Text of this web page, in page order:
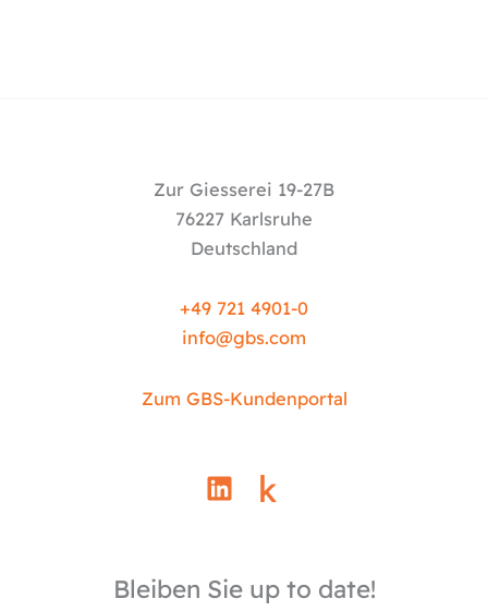
Zur Giesserei 19-27B
76227 Karlsruhe
Deutschland
+49 721 4901-0
info@gbs.com
Zum GBS-Kundenportal
L
i
e
Bleiben Sie up to date!